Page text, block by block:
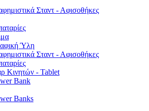
Σταντ - Αφισοθήκες
Ύλη
Σταντ - Αφισοθήκες
Κινητών - Tablet
Bank
Banks